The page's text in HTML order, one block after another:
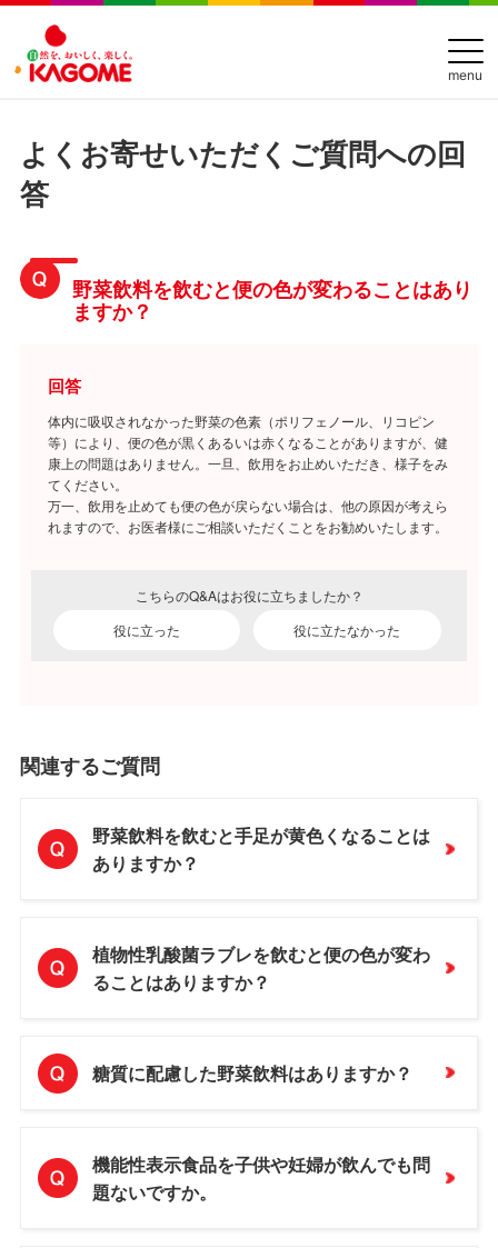
menu
よくお寄せいただくご質問への回
答
野菜飲料を飲むと便の色が変わることはあり
ますか？
回答
体内に吸収されなかった野菜の色素（ポリフェノール、リコピン
等）により、便の色が黒くあるいは赤くなることがありますが、健
康上の問題はありません。一旦、飲用をお止めいただき、様子をみ
てください。
万一、飲用を止めても便の色が戻らない場合は、他の原因が考えら
れますので、お医者様にご相談いただくことをお勧めいたします。
こちらのQ&Aはお役に立ちましたか？
役に立った
役に立たなかった
関連するご質問
野菜飲料を飲むと手足が黄色くなることは
ありますか？
植物性乳酸菌ラブレを飲むと便の色が変わ
ることはありますか？
糖質に配慮した野菜飲料はありますか？
機能性表示食品を子供や妊婦が飲んでも問
題ないですか。